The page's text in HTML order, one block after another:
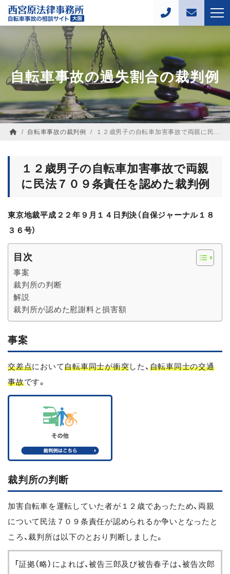
自転車事故の過失割合の裁判例
/ 自転車事故の裁判例 / １２歳男子の自転車加害事故で両親に民法７０９条責任を認めた裁判例
１２歳男子の自転車加害事故で両親
に民法７０９条責任を認めた裁判例
東京地裁平成２２年９月１４日判決（自保ジャーナル１８
３６号）
目次
事案
裁判所の判断
解説
裁判所が認めた慰謝料と損害額
事案
交差点において自転車同士が衝突した、 自転車同士の交通
事故です。
裁判所の判断
加害自転車を運転していた者が１２歳であったため、両親
について民法７０９条責任が認められるか争いとなったと
ころ、裁判所は以下のとおり判断しました。
「証拠（略）によれば、被告三郎及び被告春子は、被告次郎